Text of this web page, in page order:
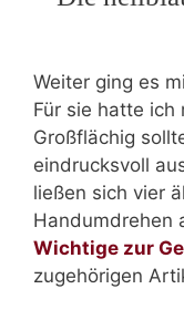
Weiter ging es
Für sie hatte ich
Großflächig
eindrucksvoll
ließen sich vier
Handumdrehen
Wichtige zur
zugehörigen